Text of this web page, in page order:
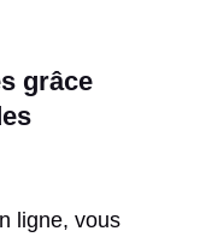
grâce
ligne, vous